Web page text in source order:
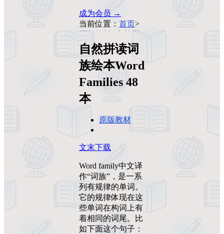
成为会员 →
当前位置： 首页>
原版教材
自然拼
读词族绘本Word
Families 48本
自然拼读词
族绘本Word
Families 48
本
原版教材
文末下载
Word family中文译
作“词族”，是一系
列有规律的单词。
它的规律体现在这
些单词在构词上有
着相同的词尾。比
如下面这个句子：